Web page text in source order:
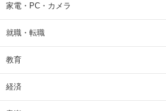
家電・PC・カメラ
就職・転職
教育
経済